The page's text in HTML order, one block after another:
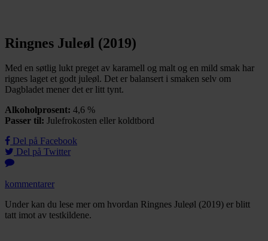
Ringnes Juleøl (2019)
Med en søtlig lukt preget av karamell og malt og en mild smak har
rignes laget et godt juleøl. Det er balansert i smaken selv om
Dagbladet mener det er litt tynt.
Alkoholprosent: 4,6 %
Passer til: Julefrokosten eller koldtbord
Del på Facebook
Del på Twitter
kommentarer
Under kan du lese mer om hvordan Ringnes Juleøl (2019) er blitt
tatt imot av testkildene.